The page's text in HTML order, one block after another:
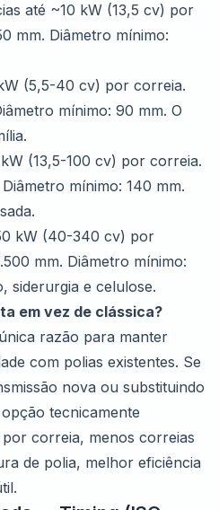
até ~10 kW (13,5 cv) por
mm. Diâmetro mínimo:
(5,5-40 cv) por correia.
mínimo: 90 mm. O
(13,5-100 cv) por correia.
mínimo: 140 mm.
kW (40-340 cv) por
mm. Diâmetro mínimo:
siderurgia e celulose.
em vez de clássica?
razão para manter
com polias existentes. Se
nova ou substituindo
tecnicamente
correia, menos correias
de polia, melhor eficiência